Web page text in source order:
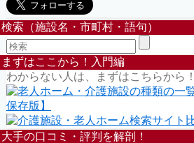
検索（施設名・市町村・語句）
まずはここから！入門編
わからない人は、まずはこちらから！
大手の口コミ・評判を解剖！